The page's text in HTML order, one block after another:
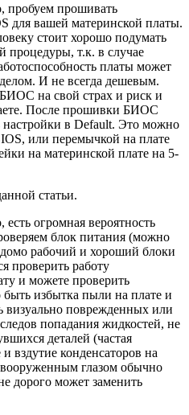
пробуем прошивать
для вашей материнской платы.
стоит хорошо подумать
процедуры, т.к. в случае
платы может
И не всегда дешевым.
на свой страх и риск и
После прошивки БИОС
настройки в Default. Это можно
или перемычкой на плате
на материнской плате на 5-
статьи.
огромная вероятность
блок питания (можно
рабочий и хороший блоки
проверить работу
и можете проверить
избытка пыли на плате и
визуально поврежденных или
попадания жидкостей, не
деталей (частая
вздутие конденсаторов на
глазом обычно
дорого может заменить